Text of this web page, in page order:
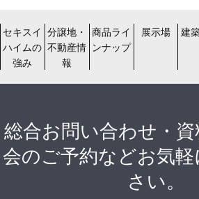
セキスイ
ハイムの
強み
分譲地・
不動産情
報
商品ライ
ンナップ
展示場 建
総合お問い合わせ・
会のご予約などお気
さい。